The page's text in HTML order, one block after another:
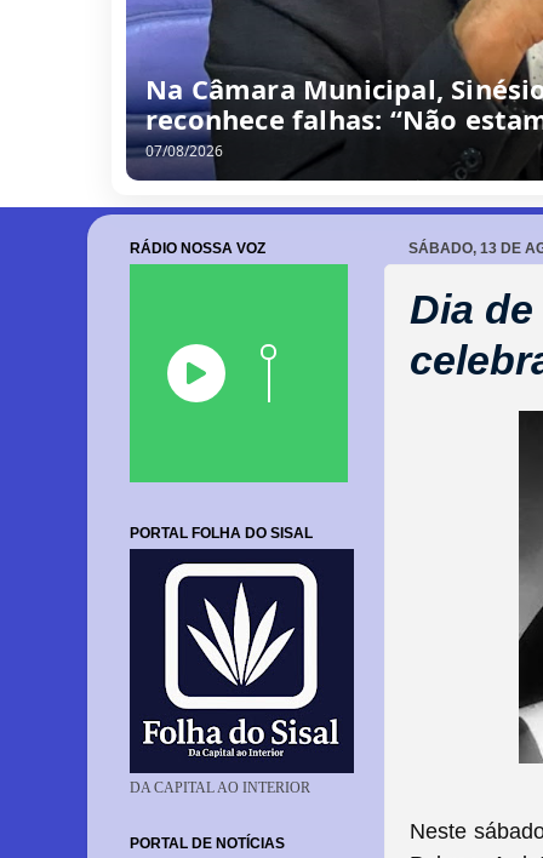
/
0
2
0
2
6
SÁBADO, 13 DE
Dia
Neste
RÁDIO NOSSA VOZ
PORTAL FOLHA DO SISAL
DA CAPITAL AO INTERIOR
PORTAL DE NOTÍCIAS